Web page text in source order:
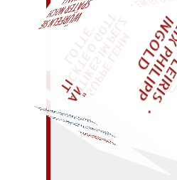
„
S
U
P
P
E
L
E
H
M
A
N
T
I
K
E
S
I
M
P
E
L
ZT
I
C
K
T
E
O
G
O
T
TL
O
T
T
E
FALSTAFF
Falls der
Affe Phallen stahl,
hat er falsche Last im Stall.
F
I
D LIES
AL!